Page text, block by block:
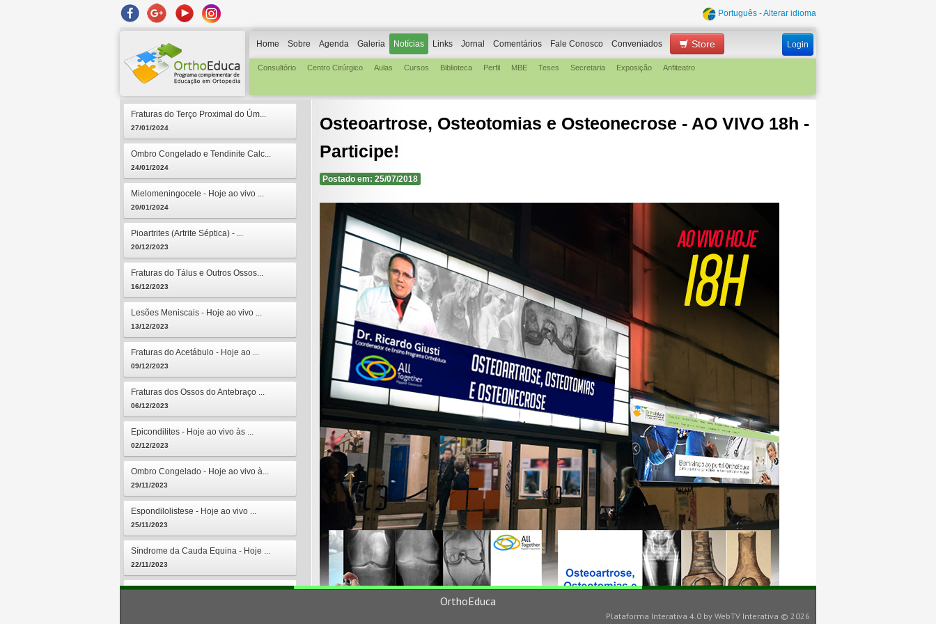
Português - Alterar idioma
Home Sobre Agenda Galeria Notícias Links Jornal Comentários Fale Conosco Conveniados Login
Store
Consultório Centro Cirúrgico Aulas Cursos Biblioteca Perfil MBE Teses Secretaria Exposição Anfiteatro
Fraturas do Terço Proximal do Úm...
27/01/2024
Ombro Congelado e Tendinite Calc...
24/01/2024
Mielomeningocele - Hoje ao vivo ...
20/01/2024
Pioartrites (Artrite Séptica) - ...
20/12/2023
Fraturas do Tálus e Outros Ossos...
16/12/2023
Lesões Meniscais - Hoje ao vivo ...
13/12/2023
Fraturas do Acetábulo - Hoje ao ...
09/12/2023
Fraturas dos Ossos do Antebraço ...
06/12/2023
Epicondilites - Hoje ao vivo às ...
02/12/2023
Ombro Congelado - Hoje ao vivo à...
29/11/2023
Espondilolistese - Hoje ao vivo ...
25/11/2023
Síndrome da Cauda Equina - Hoje ...
22/11/2023
Osteomielites - Hoje ao vivo às ...
Osteoartrose, Osteotomias e Osteonecrose - AO VIVO 18h -
Participe!
Postado em: 25/07/2018
OrthoEduca
Plataforma Interativa 4.0 by WebTV Interativa © 2026